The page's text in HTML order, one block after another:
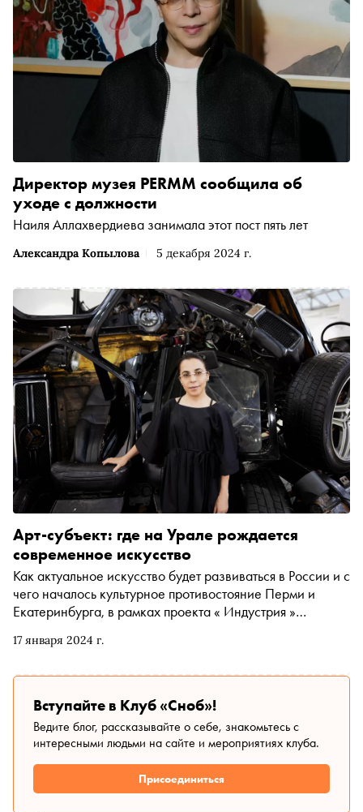
Александра Копылова 5 декабря 2024 г.
Директор музея PERMM сообщила об
уходе с должности
Наиля Аллахвердиева занимала этот пост пять лет
17 января 2024 г.
Арт-субъект: где на Урале рождается
современное искусство
Как актуальное искусство будет развиваться в России и с
чего началось культурное противостояние Перми и
Екатеринбурга, в рамках проекта « Индустрия »
Аллахвердиева — директор Музея современного
2023, победителя премии «Сноба» в номинации
«Городская среда»
Вступайте в Клуб «Сноб»!
Ведите блог, рассказывайте о себе, знакомьтесь с
интересными людьми на сайте и мероприятиях клуба.
Присоединиться